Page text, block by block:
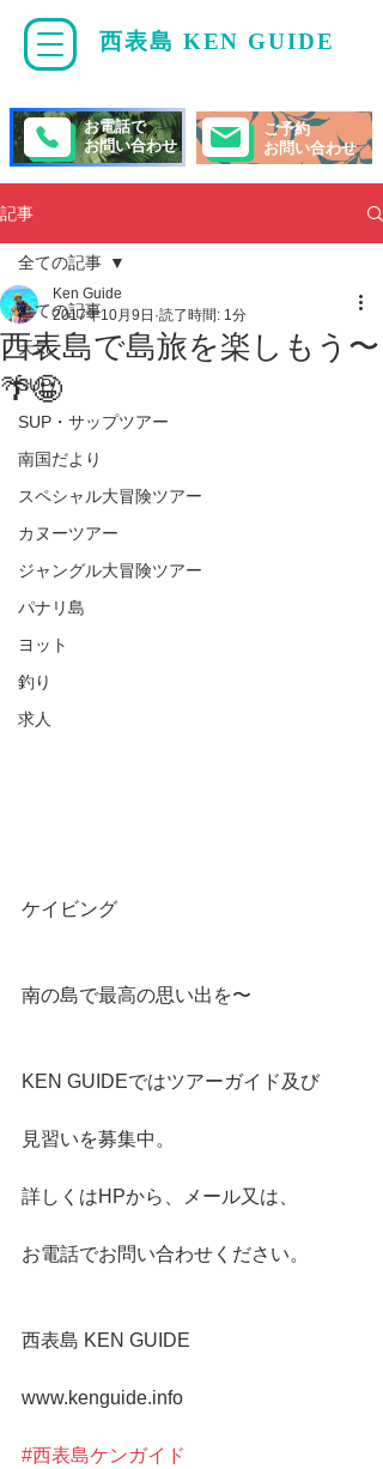
西表島 KEN GUIDE
ご予約
お問い合わせ
お電話で
お問い合わせ
記事
全ての記事
天気
SUP/
SUP・サップツアー
南国だより
スペシャル大冒険ツアー
カヌーツアー
ジャングル大冒険ツアー
パナリ島
ヨット
釣り
求人
全ての記事
西表島で島旅を楽しもう〜
🌴😀
Ken Guide
2017年10月9日 読了時間: 1分
ケイビング
南の島で最高の思い出を〜
KEN GUIDEではツアーガイド及び
見習いを募集中。
詳しくはHPから、メール又は、
お電話でお問い合わせください。
西表島 KEN GUIDE
www.kenguide.info
#西表島ケンガイド